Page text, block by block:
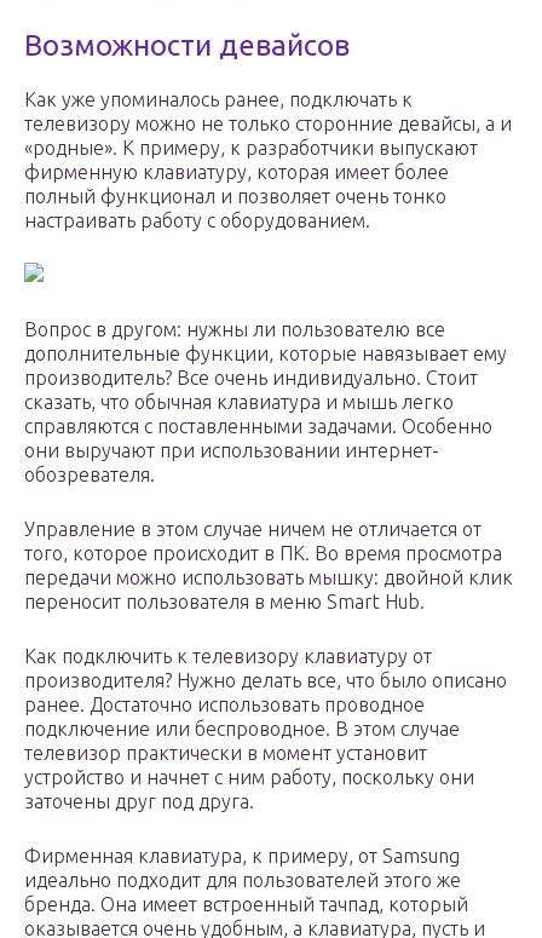
Возможности девайсов
Как уже упоминалось ранее, подключать к
телевизору можно не только сторонние девайсы, а и
«родные». К примеру, к разработчики выпускают
фирменную клавиатуру, которая имеет более
полный функционал и позволяет очень тонко
настраивать работу с оборудованием.
Вопрос в другом: нужны ли пользователю все
дополнительные функции, которые навязывает ему
производитель? Все очень индивидуально. Стоит
сказать, что обычная клавиатура и мышь легко
справляются с поставленными задачами. Особенно
они выручают при использовании интернет-
обозревателя.
Управление в этом случае ничем не отличается от
того, которое происходит в ПК. Во время просмотра
передачи можно использовать мышку: двойной клик
переносит пользователя в меню Smart Hub.
Как подключить к телевизору клавиатуру от
производителя? Нужно делать все, что было описано
ранее. Достаточно использовать проводное
подключение или беспроводное. В этом случае
телевизор практически в момент установит
устройство и начнет с ним работу, поскольку они
заточены друг под друга.
Фирменная клавиатура, к примеру, от Samsung
идеально подходит для пользователей этого же
бренда. Она имеет встроенный тачпад, который
оказывается очень удобным, а клавиатура, пусть и